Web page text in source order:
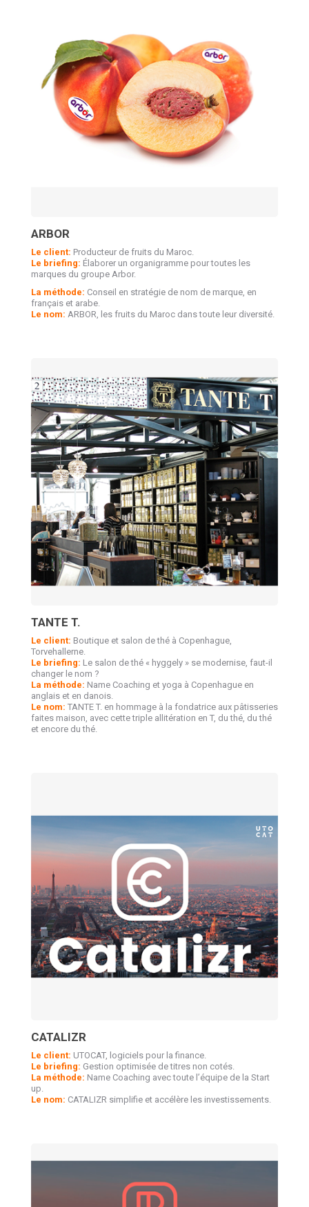
ARBOR
Le client: Producteur de fruits du Maroc.
Le briefing: Élaborer un organigramme pour toutes les
marques du groupe Arbor.
La méthode: Conseil en stratégie de nom de marque, en
français et arabe.
Le nom: ARBOR, les fruits du Maroc dans toute leur diversité.
TANTE T.
Le client: Boutique et salon de thé à Copenhague,
Torvehallerne.
Le briefing: Le salon de thé « hyggely » se modernise, faut-il
changer le nom ?
La méthode: Name Coaching et yoga à Copenhague en
anglais et en danois.
Le nom: TANTE T. en hommage à la fondatrice aux pâtisseries
faites maison, avec cette triple allitération en T, du thé, du thé
et encore du thé.
CATALIZR
Le client: UTOCAT, logiciels pour la finance.
Le briefing: Gestion optimisée de titres non cotés.
La méthode: Name Coaching avec toute l’équipe de la Start
up.
Le nom: CATALIZR simplifie et accélère les investissements.